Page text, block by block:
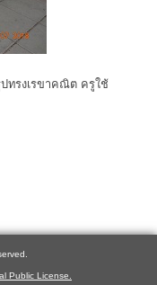
ทรงเรขาคณิต ครูใช้
Public License.